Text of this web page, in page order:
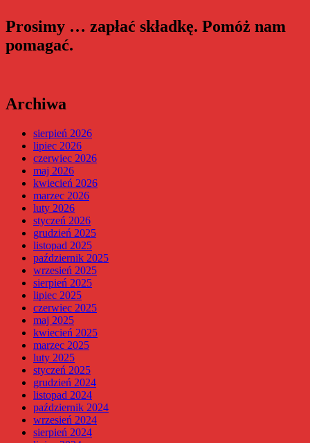
Prosimy … zapłać składkę. Pomóż nam
pomagać.
Archiwa
sierpień 2026
lipiec 2026
czerwiec 2026
maj 2026
kwiecień 2026
marzec 2026
luty 2026
styczeń 2026
grudzień 2025
listopad 2025
październik 2025
wrzesień 2025
sierpień 2025
lipiec 2025
czerwiec 2025
maj 2025
kwiecień 2025
marzec 2025
luty 2025
styczeń 2025
grudzień 2024
listopad 2024
październik 2024
wrzesień 2024
sierpień 2024